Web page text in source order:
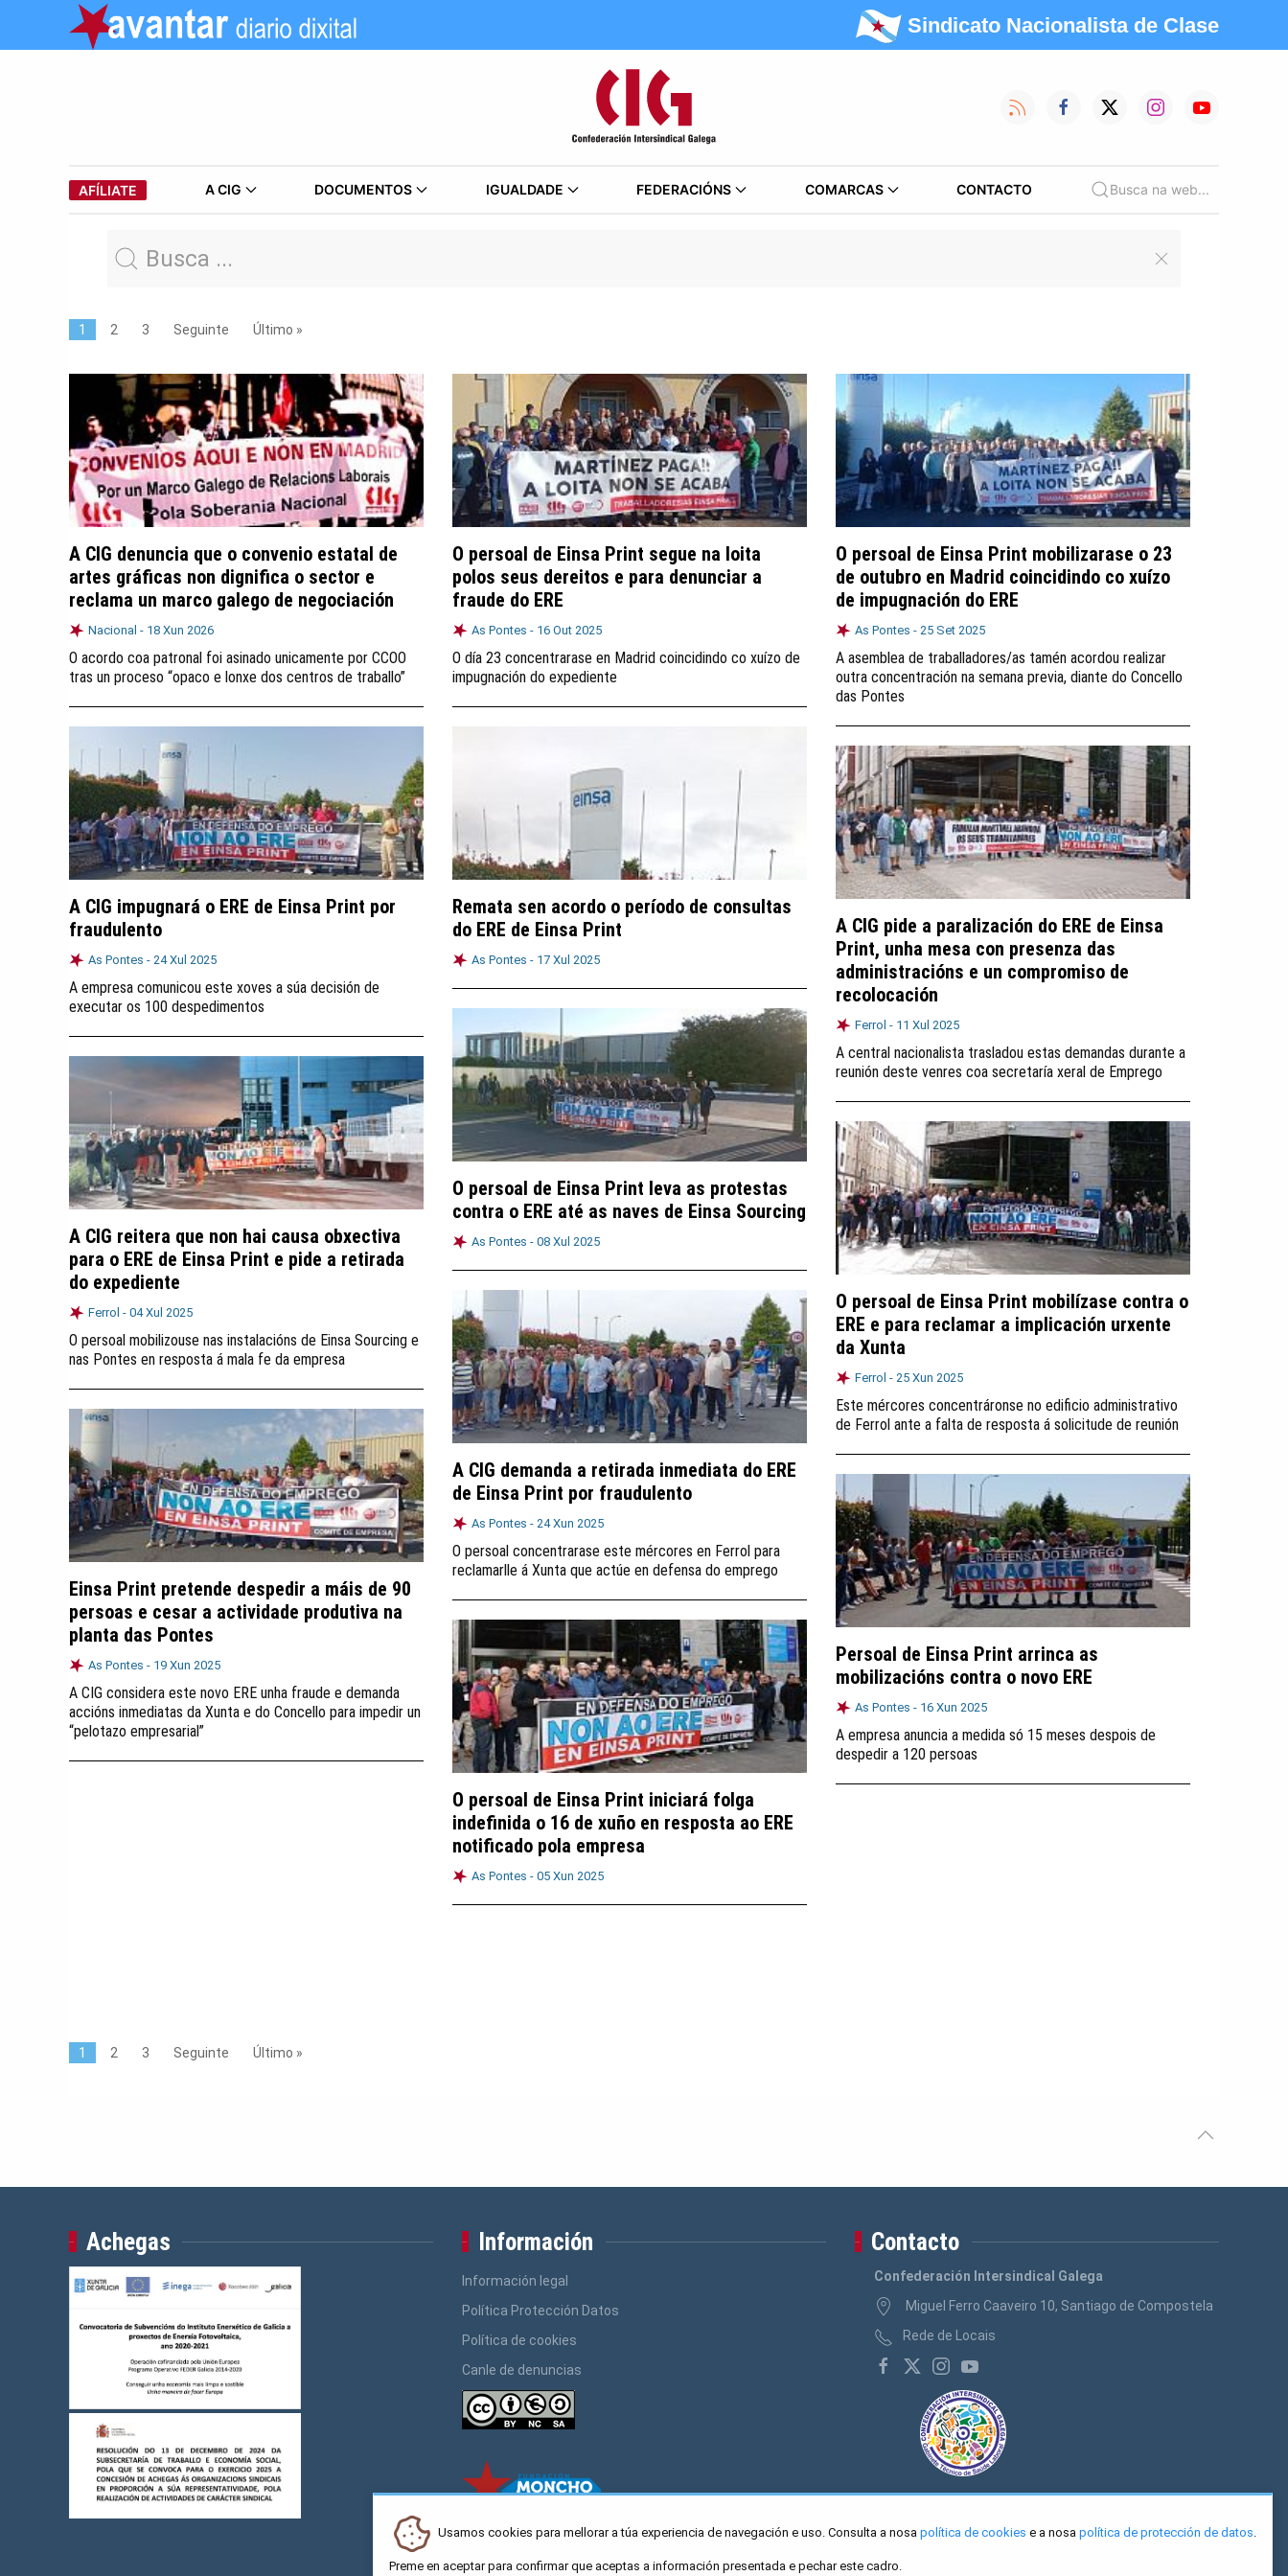
Sindicato Nacionalista de Clase
AFÍLIATE A CIG DOCUMENTOS IGUALDADE FEDERACIÓNS COMARCAS CONTACTO Busca na web...
1 2 3 Seguinte Último »
A CIG denuncia que o convenio estatal de
artes gráficas non dignifica o sector e
reclama un marco galego de negociación
Nacional - 18 Xun 2026
O acordo coa patronal foi asinado unicamente por CCOO
tras un proceso “opaco e lonxe dos centros de traballo”
O persoal de Einsa Print segue na loita
polos seus dereitos e para denunciar a
fraude do ERE
As Pontes - 16 Out 2025
O día 23 concentrarase en Madrid coincidindo co xuízo de
impugnación do expediente
O persoal de Einsa Print mobilizarase o 23
de outubro en Madrid coincidindo co xuízo
de impugnación do ERE
As Pontes - 25 Set 2025
A asemblea de traballadores/as tamén acordou realizar
outra concentración na semana previa, diante do Concello
das Pontes
A CIG impugnará o ERE de Einsa Print por
fraudulento
As Pontes - 24 Xul 2025
A empresa comunicou este xoves a súa decisión de
executar os 100 despedimentos
Remata sen acordo o período de consultas
do ERE de Einsa Print
As Pontes - 17 Xul 2025
A CIG pide a paralización do ERE de Einsa
Print, unha mesa con presenza das
administracións e un compromiso de
recolocación
Ferrol - 11 Xul 2025
A central nacionalista trasladou estas demandas durante a
reunión deste venres coa secretaría xeral de Emprego
O persoal de Einsa Print leva as protestas
contra o ERE até as naves de Einsa Sourcing
As Pontes - 08 Xul 2025
A CIG reitera que non hai causa obxectiva
para o ERE de Einsa Print e pide a retirada
do expediente
Ferrol - 04 Xul 2025
O persoal mobilizouse nas instalacións de Einsa Sourcing e
nas Pontes en resposta á mala fe da empresa
O persoal de Einsa Print mobilízase contra o
ERE e para reclamar a implicación urxente
da Xunta
Ferrol - 25 Xun 2025
Este mércores concentráronse no edificio administrativo
de Ferrol ante a falta de resposta á solicitude de reunión
A CIG demanda a retirada inmediata do ERE
de Einsa Print por fraudulento
As Pontes - 24 Xun 2025
O persoal concentrarase este mércores en Ferrol para
reclamarlle á Xunta que actúe en defensa do emprego
Einsa Print pretende despedir a máis de 90
persoas e cesar a actividade produtiva na
planta das Pontes
As Pontes - 19 Xun 2025
A CIG considera este novo ERE unha fraude e demanda
accións inmediatas da Xunta e do Concello para impedir un
“pelotazo empresarial”
Persoal de Einsa Print arrinca as
mobilizacións contra o novo ERE
As Pontes - 16 Xun 2025
A empresa anuncia a medida só 15 meses despois de
despedir a 120 persoas
O persoal de Einsa Print iniciará folga
indefinida o 16 de xuño en resposta ao ERE
notificado pola empresa
As Pontes - 05 Xun 2025
1 2 3 Seguinte Último »
Achegas Información
Información legal
Política Protección Datos
Política de cookies
Canle de denuncias
Contacto
Confederación Intersindical Galega
Miguel Ferro Caaveiro 10, Santiago de Compostela
Rede de Locais
Usamos cookies para mellorar a túa experiencia de navegación e uso. Consulta a nosa política de cookies e a nosa política de protección de datos.
Preme en aceptar para confirmar que aceptas a información presentada e pechar este cadro.